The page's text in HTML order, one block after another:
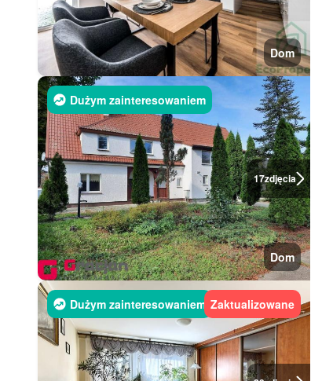
Dom
17zdjęcia
Dużym zainteresowaniem
Dom
Dużym zainteresowaniem Zaktualizowane